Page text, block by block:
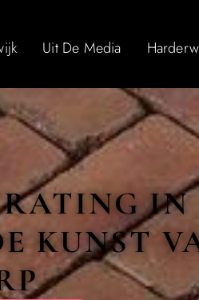
Uit De Media
IN
KUNST